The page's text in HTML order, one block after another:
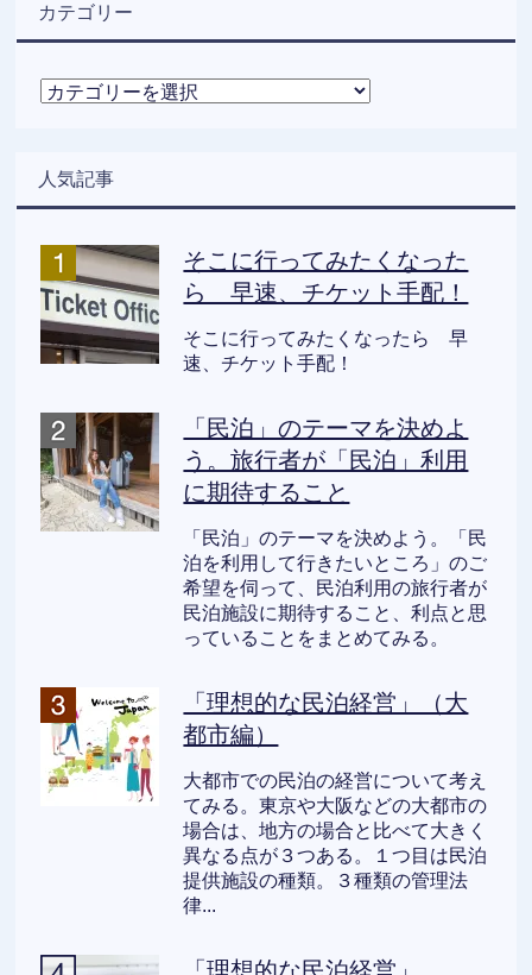
カテゴリー
カ
ー
人気記事
そこに行ってみたくなった
ら 早速、チケット手配！
そこに行ってみたくなったら 早
速、チケット手配！
「民泊」のテーマを決めよ
う。旅行者が「民泊」利用
に期待すること
「民泊」のテーマを決めよう。「民
泊を利用して行きたいところ」のご
希望を伺って、民泊利用の旅行者が
民泊施設に期待すること、利点と思
っていることをまとめてみる。
「理想的な民泊経営」（大
都市編）
大都市での民泊の経営について考え
てみる。東京や大阪などの大都市の
場合は、地方の場合と比べて大きく
異なる点が３つある。１つ目は民泊
提供施設の種類。３種類の管理法
律...
「理想的な民泊経営」